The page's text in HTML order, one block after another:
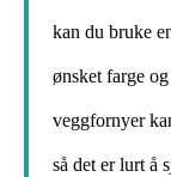
kan du bruke
ønsket farge
veggfornyer
så det er lurt å